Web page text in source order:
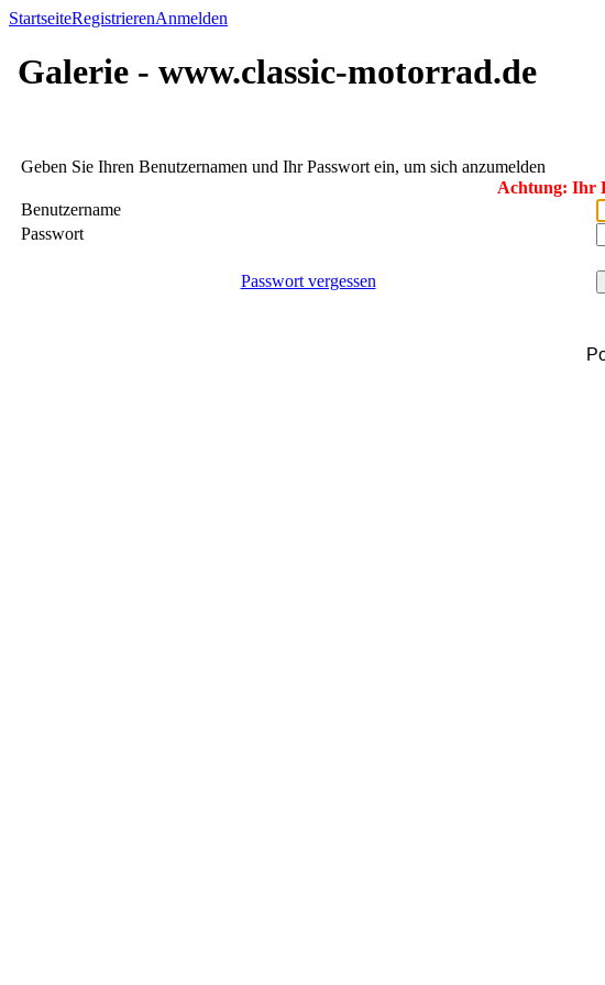
StartseiteRegistrierenAnmelden
Galerie - www.classic-motorrad.de
Geben Sie Ihren Benutzernamen und Ihr Passwort ein, um sich anzumelden
Achtung: Ihr
Benutzername
Passwort
Passwort vergessen